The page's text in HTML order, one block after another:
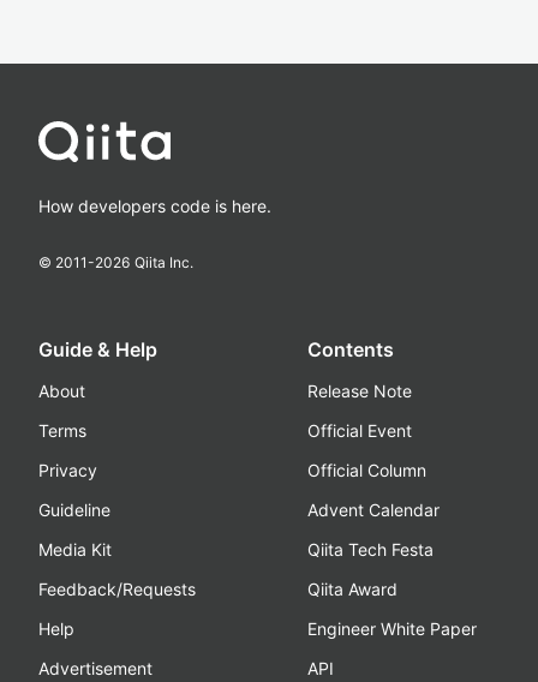
How developers code is here.
© 2011-2026 Qiita Inc.
Guide & Help
About
Terms
Privacy
Guideline
Media Kit
Feedback/Requests
Help
Advertisement
Contents
Release Note
Official Event
Official Column
Advent Calendar
Qiita Tech Festa
Qiita Award
Engineer White Paper
API